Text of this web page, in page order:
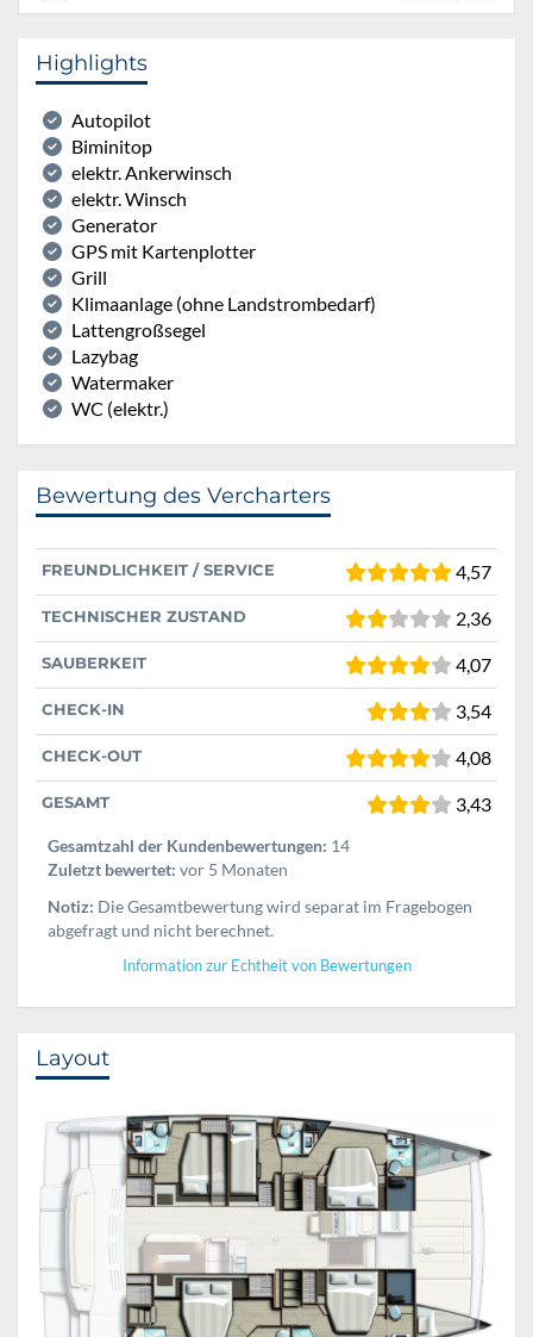
Highlights
Autopilot
Biminitop
elektr. Ankerwinsch
elektr. Winsch
Generator
GPS mit Kartenplotter
Grill
Klimaanlage (ohne Landstrombedarf)
Lattengroßsegel
Lazybag
Watermaker
WC (elektr.)
Bewertung des Vercharters
FREUNDLICHKEIT / SERVICE 4,57
TECHNISCHER ZUSTAND 2,36
SAUBERKEIT 4,07
CHECK-IN 3,54
CHECK-OUT 4,08
GESAMT 3,43
Gesamtzahl der Kundenbewertungen: 14
Zuletzt bewertet: vor 5 Monaten
Notiz: Die Gesamtbewertung wird separat im Fragebogen
abgefragt und nicht berechnet.
Information zur Echtheit von Bewertungen
Layout